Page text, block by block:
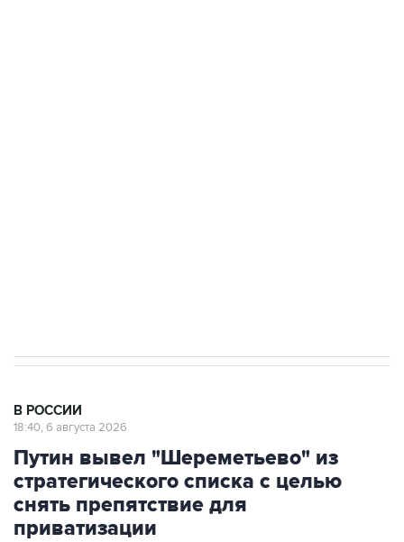
В РОССИИ
18:40, 6 августа 2026
Путин вывел "Шереметьево" из
стратегического списка с целью
снять препятствие для
приватизации